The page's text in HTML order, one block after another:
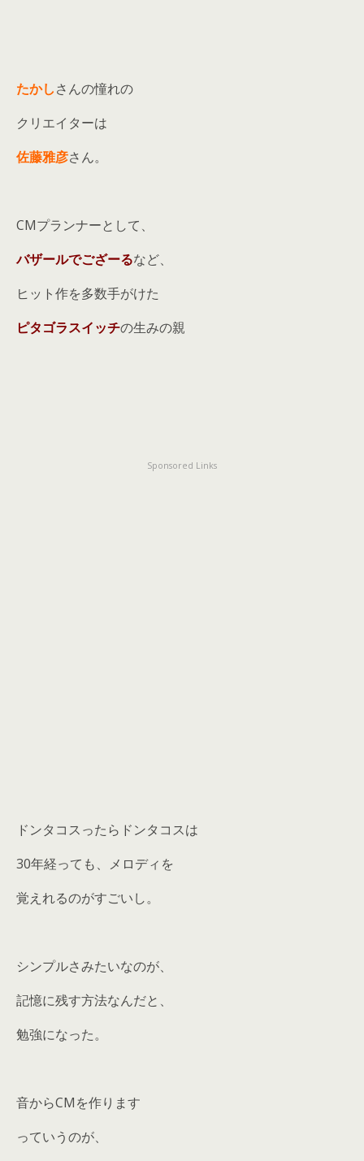
たかしさんの憧れの
クリエイターは
佐藤雅彦さん。
CMプランナーとして、
バザールでござーるなど、
ヒット作を多数手がけた
ピタゴラスイッチの生みの親
Sponsored Links
ドンタコスったらドンタコスは
30年経っても、メロディを
覚えれるのがすごいし。
シンプルさみたいなのが、
記憶に残す方法なんだと、
勉強になった。
音からCMを作ります
っていうのが、